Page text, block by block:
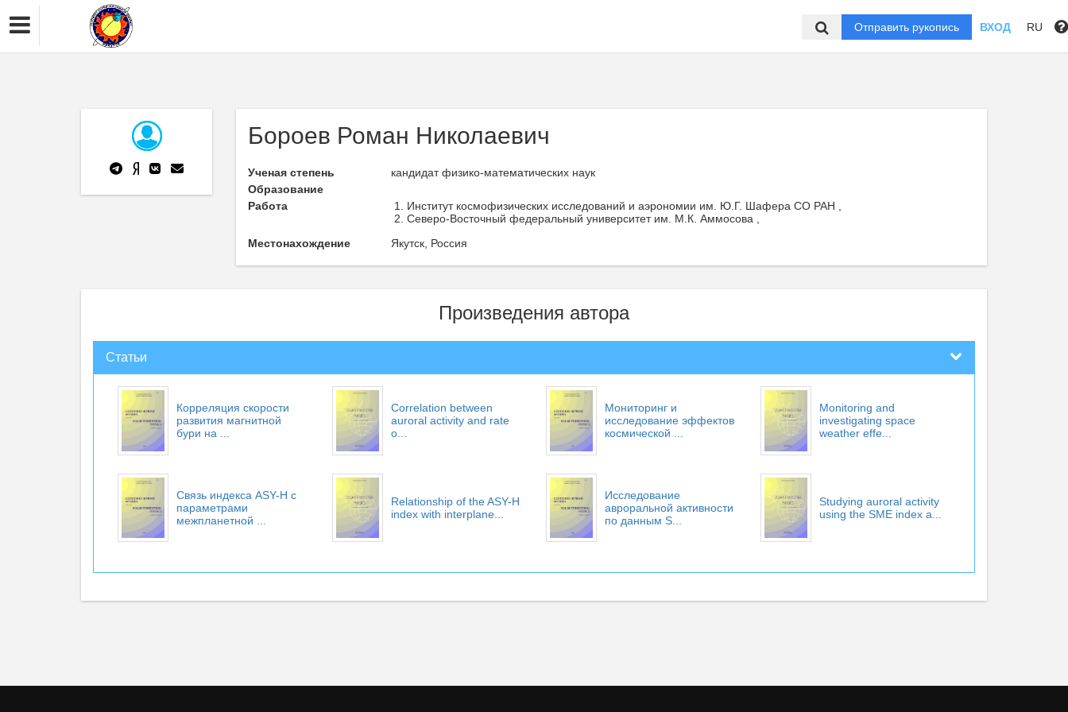
Отправить рукопись ВХОД RU
Бороев Роман Николаевич
Ученая степень
кандидат физико-математических наук
Образование
Работа
Институт космофизических исследований и аэрономии им. Ю.Г. Шафера СО РАН ,
Северо-Восточный федеральный университет им. М.К. Аммосова ,
Местонахождение
Якутск, Россия
Произведения автора
Статьи
Корреляция скорости
развития магнитной
бури на ...
Correlation between
auroral activity and rate
o...
Мониторинг и
исследование эффектов
космической ...
Monitoring and
investigating space
weather effe...
Связь индекса ASY-H с
параметрами
межпланетной ...
Relationship of the ASY-H
index with interplane...
Исследование
авроральной активности
по данным S...
Studying auroral activity
using the SME index a...